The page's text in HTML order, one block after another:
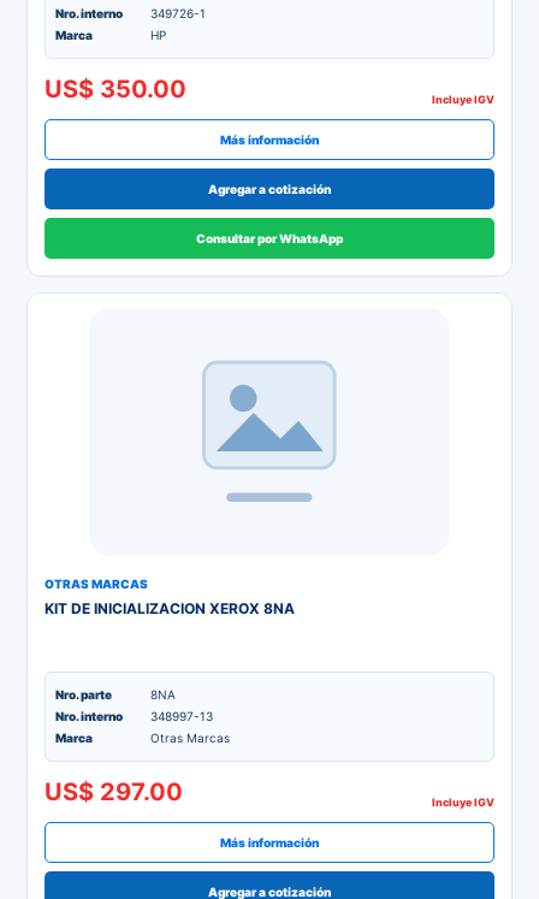
Nro. interno
349726-1
Marca
HP
US$ 350.00 Incluye IGV
Más información
Agregar a cotización
Consultar por WhatsApp
OTRAS MARCAS
KIT DE INICIALIZACION XEROX 8NA
Nro. parte
8NA
Nro. interno
348997-13
Marca
Otras Marcas
US$ 297.00 Incluye IGV
Más información
Agregar a cotización